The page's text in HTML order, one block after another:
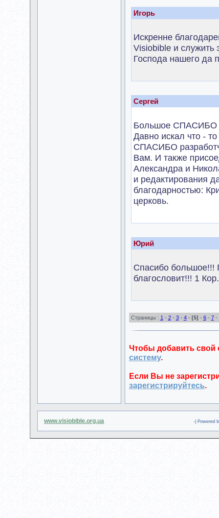
Игорь
Искренне
Visiobible и служить
Господа нашего да
Сергей
Большое СПАСИБО
Давно искал что -
СПАСИБО
Вам. И также
Александра и
и редактирования
благодарностью:
церковь.
Юрий
Спасибо большое!!!
благословит!!! 1
Страницы : 1 - 2- 3- 4- [5] - 6- 7-
Чтобы добавить
систему.
Если Вы не
зарегистрируйтесь.
www.visiobible.org.ua -| Powered